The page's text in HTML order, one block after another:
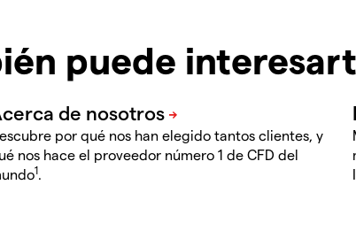
puede
por qué nos han elegido tantos clientes, y
nos hace el proveedor número 1 de CFD del
1.